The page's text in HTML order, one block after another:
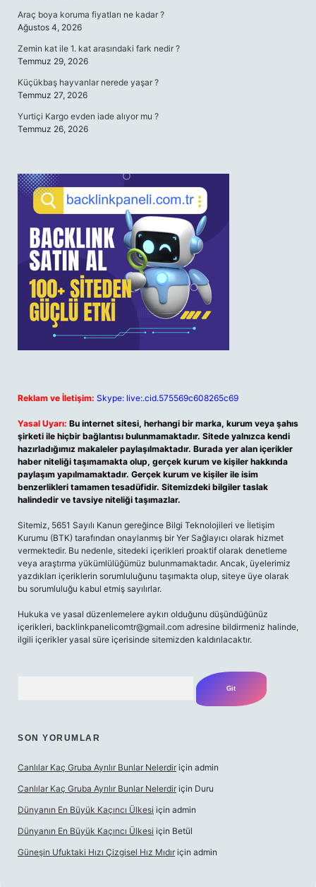
Araç boya koruma fiyatları ne kadar ?
Ağustos 4, 2026
Zemin kat ile 1. kat arasındaki fark nedir ?
Temmuz 29, 2026
Küçükbaş hayvanlar nerede yaşar ?
Temmuz 27, 2026
Yurtiçi Kargo evden iade alıyor mu ?
Temmuz 26, 2026
Reklam ve İletişim: Skype: live:.cid.575569c608265c69
Yasal Uyarı: Bu internet sitesi, herhangi bir marka, kurum veya şahıs
şirketi ile hiçbir bağlantısı bulunmamaktadır. Sitede yalnızca kendi
hazırladığımız makaleler paylaşılmaktadır. Burada yer alan içerikler
haber niteliği taşımamakta olup, gerçek kurum ve kişiler hakkında
paylaşım yapılmamaktadır. Gerçek kurum ve kişiler ile isim
benzerlikleri tamamen tesadüfidir. Sitemizdeki bilgiler taslak
halindedir ve tavsiye niteliği taşımazlar.
Sitemiz, 5651 Sayılı Kanun gereğince Bilgi Teknolojileri ve İletişim
Kurumu (BTK) tarafından onaylanmış bir Yer Sağlayıcı olarak hizmet
vermektedir. Bu nedenle, sitedeki içerikleri proaktif olarak denetleme
veya araştırma yükümlülüğümüz bulunmamaktadır. Ancak, üyelerimiz
yazdıkları içeriklerin sorumluluğunu taşımakta olup, siteye üye olarak
bu sorumluluğu kabul etmiş sayılırlar.
Hukuka ve yasal düzenlemelere aykırı olduğunu düşündüğünüz
içerikleri, backlinkpanelicomtr@gmail.com adresine bildirmeniz halinde,
ilgili içerikler yasal süre içerisinde sitemizden kaldırılacaktır.
SON YORUMLAR
Canlılar Kaç Gruba Ayrılır Bunlar Nelerdir için admin
Canlılar Kaç Gruba Ayrılır Bunlar Nelerdir için Duru
Dünyanın En Büyük Kaçıncı Ülkesi için admin
Dünyanın En Büyük Kaçıncı Ülkesi için Betül
Güneşin Ufuktaki Hızı Çizgisel Hız Mıdır için admin